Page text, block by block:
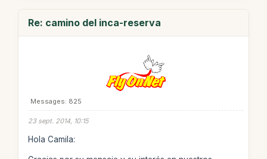
Re: camino del inca-reserva
Messages: 825
23 sept. 2014, 10:15
Hola Camila: